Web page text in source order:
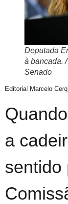
Deputada
à bancada.
Senado
Editorial Marcelo
a
sentido